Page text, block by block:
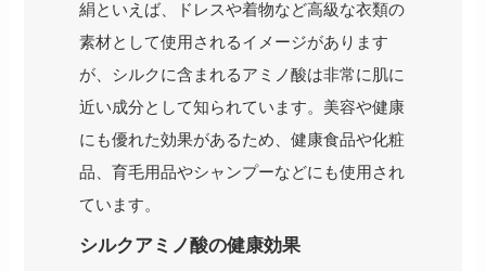
絹といえば、ドレスや着物など高級な衣類の
素材として使用されるイメージがあります
が、シルクに含まれるアミノ酸は非常に肌に
近い成分として知られています。美容や健康
にも優れた効果があるため、健康食品や化粧
品、育毛用品やシャンプーなどにも使用され
ています。
シルクアミノ酸の健康効果